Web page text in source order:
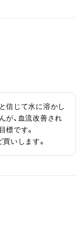
信じて水に溶かし
が、血流改善され
標です。
いします。